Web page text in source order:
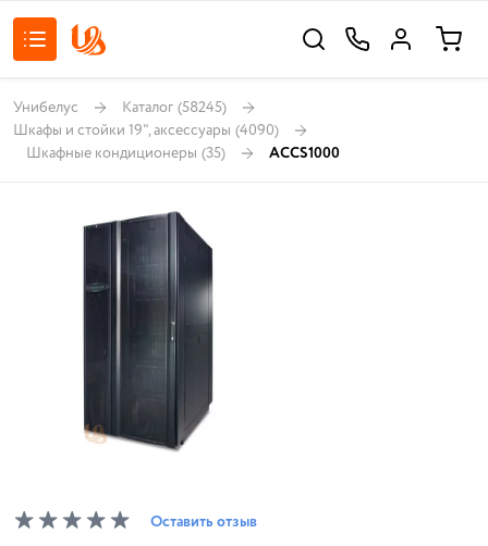
Унибелус Каталог (58245)
Шкафы и стойки 19", аксессуары (4090)
Шкафные кондиционеры (35) ACCS1000
Оставить отзыв